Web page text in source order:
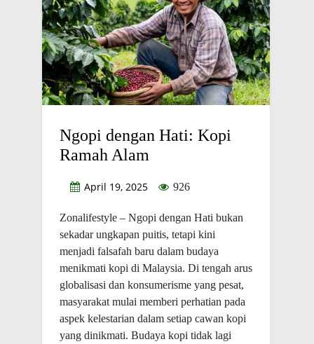
Ngopi dengan Hati: Kopi
Ramah Alam
April 19, 2025 926
Zonalifestyle – Ngopi dengan Hati bukan
sekadar ungkapan puitis, tetapi kini
menjadi falsafah baru dalam budaya
menikmati kopi di Malaysia. Di tengah arus
globalisasi dan konsumerisme yang pesat,
masyarakat mulai memberi perhatian pada
aspek kelestarian dalam setiap cawan kopi
yang dinikmati. Budaya kopi tidak lagi